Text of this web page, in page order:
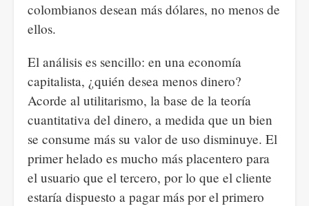
colombianos desean más dólares, no menos de
ellos.
El análisis es sencillo: en una economía
capitalista, ¿quién desea menos dinero?
Acorde al utilitarismo, la base de la teoría
cuantitativa del dinero, a medida que un bien
se consume más su valor de uso disminuye. El
primer helado es mucho más placentero para
el usuario que el tercero, por lo que el cliente
estaría dispuesto a pagar más por el primero